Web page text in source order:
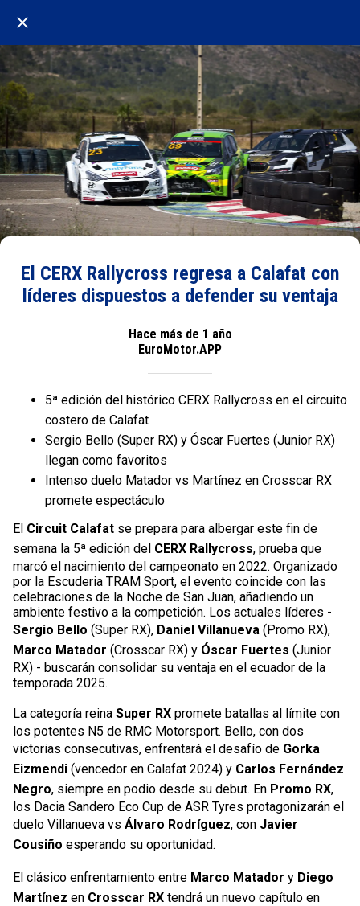
El CERX Rallycross regresa a Calafat con
líderes dispuestos a defender su ventaja
Hace más de 1 año
EuroMotor.APP
5ª edición del histórico CERX Rallycross en el circuito
costero de Calafat
Sergio Bello (Super RX) y Óscar Fuertes (Junior RX)
llegan como favoritos
Intenso duelo Matador vs Martínez en Crosscar RX
promete espectáculo
El Circuit Calafat se prepara para albergar este fin de
semana la 5ª edición del CERX Rallycross, prueba que
marcó el nacimiento del campeonato en 2022. Organizado
por la Escuderia TRAM Sport, el evento coincide con las
celebraciones de la Noche de San Juan, añadiendo un
ambiente festivo a la competición. Los actuales líderes -
Sergio Bello (Super RX), Daniel Villanueva (Promo RX),
Marco Matador (Crosscar RX) y Óscar Fuertes (Junior
RX) - buscarán consolidar su ventaja en el ecuador de la
temporada 2025.
La categoría reina Super RX promete batallas al límite con
los potentes N5 de RMC Motorsport. Bello, con dos
victorias consecutivas, enfrentará el desafío de Gorka
Eizmendi (vencedor en Calafat 2024) y Carlos Fernández
Negro, siempre en podio desde su debut. En Promo RX,
los Dacia Sandero Eco Cup de ASR Tyres protagonizarán el
duelo Villanueva vs Álvaro Rodríguez, con Javier
Cousiño esperando su oportunidad.
El clásico enfrentamiento entre Marco Matador y Diego
Martínez en Crosscar RX tendrá un nuevo capítulo en